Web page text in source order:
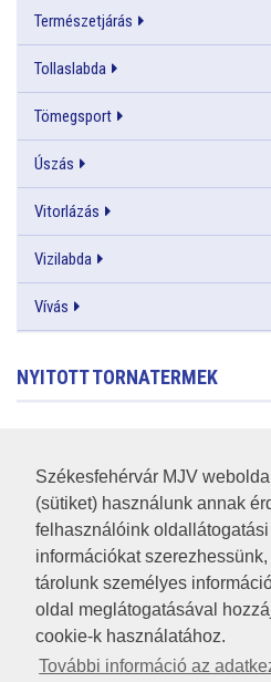
Székesfehérvár MJV
(sütiket) használunk annak
felhasználóink oldallátogatási
információkat
tárolunk személyes
oldal meglátogatásával
cookie-k használatához.
További információ az
Természetjárás
Tollaslabda
Tömegsport
Úszás
Vitorlázás
Vizilabda
Vívás
NYITOTT TORNATERMEK
RSS
A HONLAP 2017.03.31-I ÁLLAPOTA
JOGI NYILATKOZAT
IMPRESSZUM